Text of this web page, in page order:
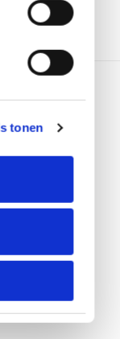
tonen